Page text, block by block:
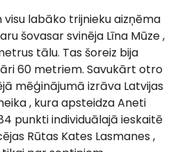
labāko trijnieku aizņēma
šovasar svinēja Līna Mūze ,
tālu. Tas šoreiz bija
60 metriem. Savukārt otro
mēģinājumā izrāva Latvijas
, kura apsteidza Aneti
punkti individuālajā ieskaitē
Rūtas Kates Lasmanes ,